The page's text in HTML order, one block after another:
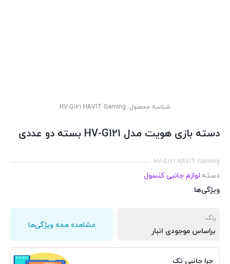
شناسه محصول: HV-G121 HAVIT Gaming
دسته بازی هویت مدل HV-G121 بسته دو عددی
HV-G121 HAVIT Gaming
دسته:لوازم جانبی کنسول
ویژگی‌ها
رنگ
براساس موجودی انبار
مشاهده همه ویژگی‌ها
چرا جانبی تک